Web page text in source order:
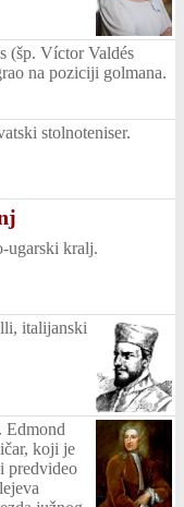
(šp. Víctor Valdés
na poziciji golmana.
stolnoteniser.
ugarski kralj.
italijanski
Edmond
koji je
predvideo